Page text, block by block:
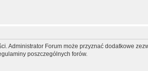
Administrator Forum może przyznać dodatkowe
poszczególnych forów.